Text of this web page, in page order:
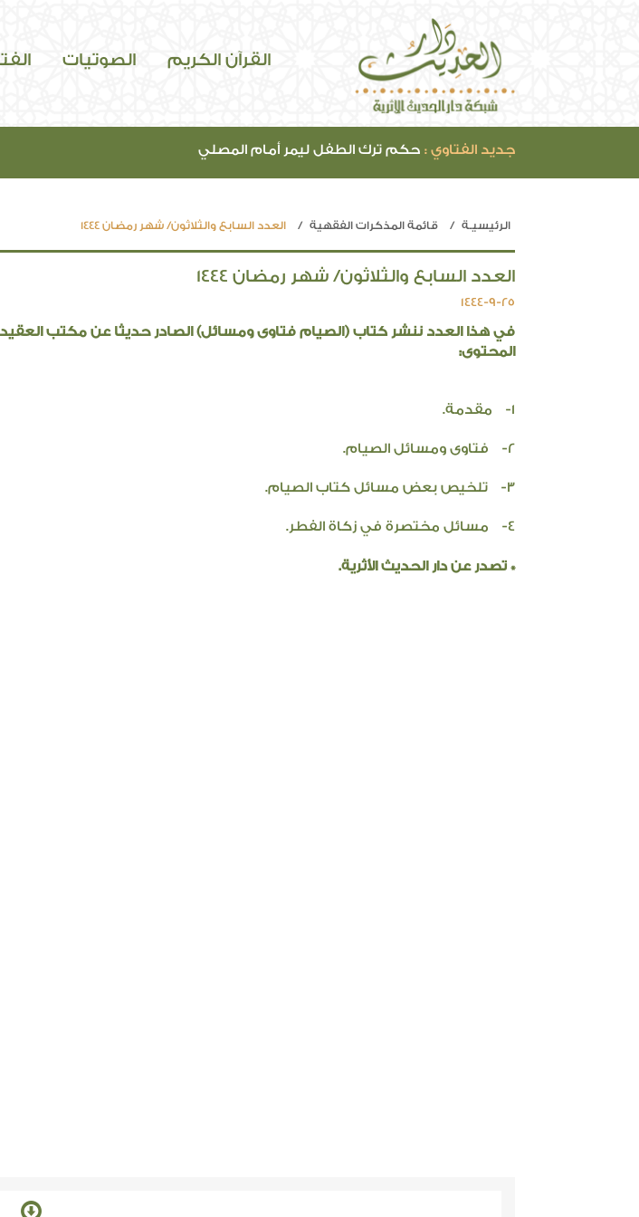
القرآن الكريم الصوتيات
جديد الفتاوي : حكم ترك الطفل ليمر أمام المصلي
الرئيسيـة قائمة المذكرات الفقهية العدد السابع والثلاثون/ شهر رمضان 1444
العدد السابع والثلاثون/ شهر رمضان 1444
1444-9-25
في هذا العدد ننشر كتاب (الصيام فتاوى ومسائل) الصادر حديثا عن مكتب
المحتوى:
1- مقدمة.
2- فتاوى ومسائل الصيام.
3- تلخيص بعض مسائل كتاب الصيام.
4- مسائل مختصرة في زكاة الفطر.
* تصدر عن دار الحديث الأثرية.